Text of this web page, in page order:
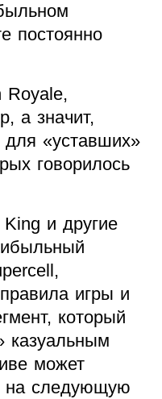
постоянно
Royale,
а значит,
«уставших»
говорилось
и другие
игры и
который
казуальным
может
на следующую